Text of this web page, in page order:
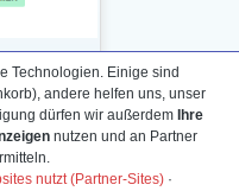
Technologien. Einige sind
andere helfen uns, unser
dürfen wir außerdem Ihre
nutzen und an Partner
nutzt (Partner-Sites) ·